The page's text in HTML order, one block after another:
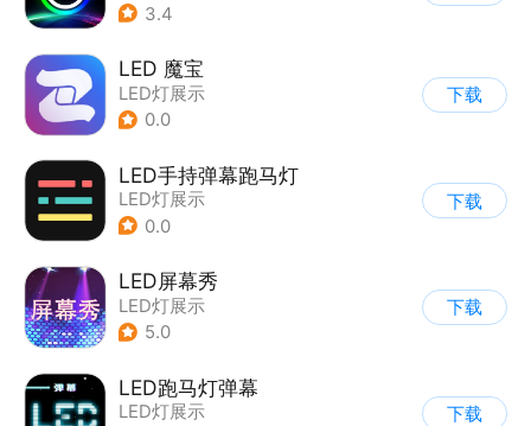
3.4
LED 魔宝
LED灯展示
0.0
下载
LED手持弹幕跑马灯
LED灯展示
0.0
下载
LED屏幕秀
LED灯展示
5.0
下载
LED跑马灯弹幕
LED灯展示
下载